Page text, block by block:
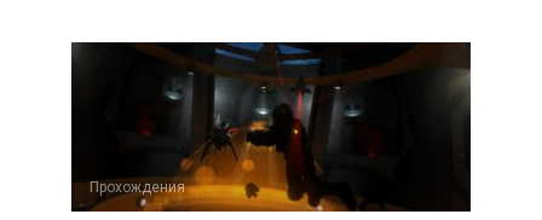
Прохождения